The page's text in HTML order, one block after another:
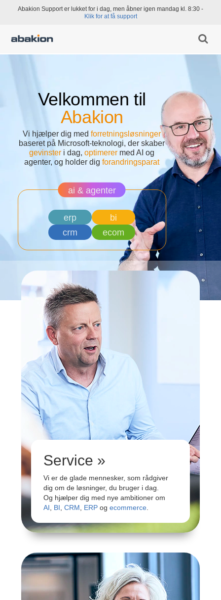
Abakion Support er lukket for i dag, men åbner igen mandag kl. 8:30 -
Klik for at få support
Velkommen til
Abakion
Vi hjælper dig medforretnings­løsninger
baseret på Microsoft-teknologi, der skaber
gevinster i dag,optimerer med AI og
agenter, og holder digforandrings­parat
ai & agenter
erp
bi
crm
ecom
Service »
Vi er de glade mennesker, som rådgiver
dig om de løsninger, du bruger i dag.
Og hjælper dig med nye ambitioner om
AI
BI ,CRM ERP ogecommerce